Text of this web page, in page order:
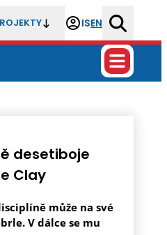
ISEN
desetiboje
Clay
může na své
V dálce se mu